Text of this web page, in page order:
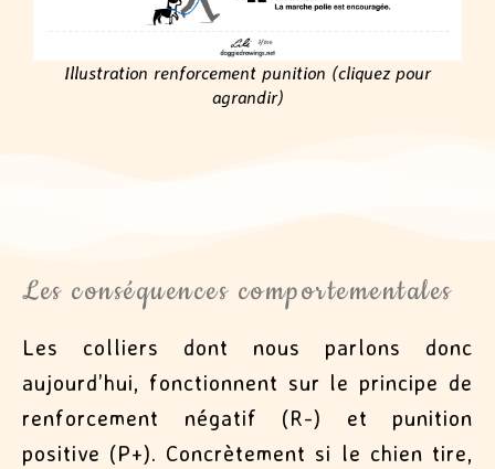
Illustration renforcement punition (cliquez pour
agrandir)
Les conséquences comportementales
Les colliers dont nous parlons donc
aujourd’hui, fonctionnent sur le principe de
renforcement négatif (R-) et punition
positive (P+). Concrètement si le chien tire,